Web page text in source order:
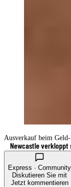
Ausverkauf beim
Newcastle verkloppt
Express · Community
Diskutieren Sie mit
Jetzt kommentieren